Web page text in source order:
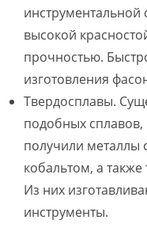
инструментальной
высокой
прочностью.
изготовления
Твердосплавы.
подобных
получили металлы
кобальтом, а
Из них
инструменты.